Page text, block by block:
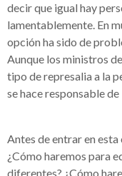
decir que igual hay
lamentablemente. En
opción ha sido de
Aunque los ministros
tipo de represalia a la
se hace responsable
Antes de entrar en
¿Cómo haremos para
diferentes? ¿Cómo